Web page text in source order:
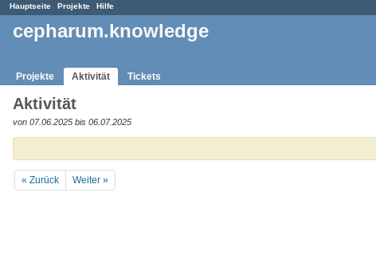
Hauptseite Projekte Hilfe
cepharum.knowledge
Projekte Aktivität Tickets
Aktivität
von 07.06.2025 bis 06.07.2025
« Zurück Weiter »